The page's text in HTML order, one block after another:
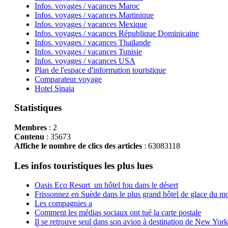
Infos. voyages / vacances Maroc
Infos. voyages / vacances Martinique
Infos. voyages / vacances Mexique
Infos. voyages / vacances République Dominicaine
Infos. voyages / vacances Thaïlande
Infos. voyages / vacances Tunisie
Infos. voyages / vacances USA
Plan de l'espace d'information touristique
Comparateur voyage
Hotel Sinaia
Statistiques
Membres: 2
Contenu : 35673
Affiche le nombre de clics des articles: 63083118
Les infos touristiques les plus lues
Oasis Eco Resort un hôtel fou dans le désert
Frissonnez en Suède dans le plus grand hôtel de glace du
Les compagnies a
Comment les médias sociaux ont tué la carte postale
Il se retrouve seul dans son avion à destination de New York